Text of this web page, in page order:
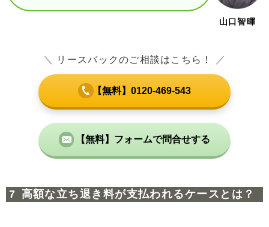
山口智暉
＼ リースバックのご相談はこちら！ ／
【無料】0120-469-543
【無料】フォームで問合せする
高額な立ち退き料が支払われるケースとは？